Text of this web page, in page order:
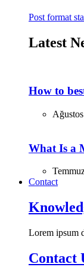
Post format
Latest
How to
What Is a
Contact
Lorem ipsum
Contact